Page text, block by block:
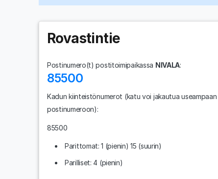
Rovastintie
Postinumero(t) postitoimipaikassa NIVALA:
85500
Kadun kiinteistönumerot (katu voi jakautua useampaan
postinumeroon):
85500
Parittomat: 1 (pienin) 15 (suurin)
Parilliset: 4 (pienin)